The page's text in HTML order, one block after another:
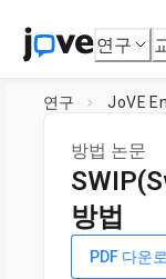
연구
연구 JoVE
방법 논문
방법
2023년 4월
PDF 다운